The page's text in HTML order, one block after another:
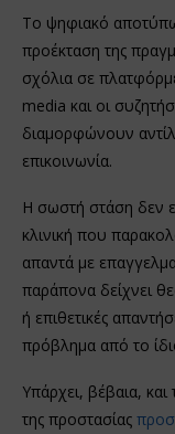
Το ψηφιακό
προέκταση της
σχόλια σε
media και οι
διαμορφώνουν
επικοινωνία.
Η σωστή στάση δεν
κλινική που
απαντά με
παράπονα δείχνει
ή επιθετικές
πρόβλημα από το
Υπάρχει, βέβαια, και
της προστασίας